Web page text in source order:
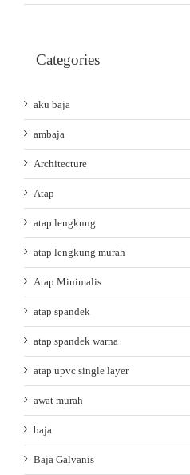
Categories
aku baja
ambaja
Architecture
Atap
atap lengkung
atap lengkung murah
Atap Minimalis
atap spandek
atap spandek warna
atap upvc single layer
awat murah
baja
Baja Galvanis